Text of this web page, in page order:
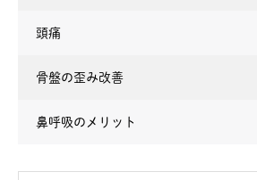
頭痛
骨盤の歪み改善
鼻呼吸のメリット